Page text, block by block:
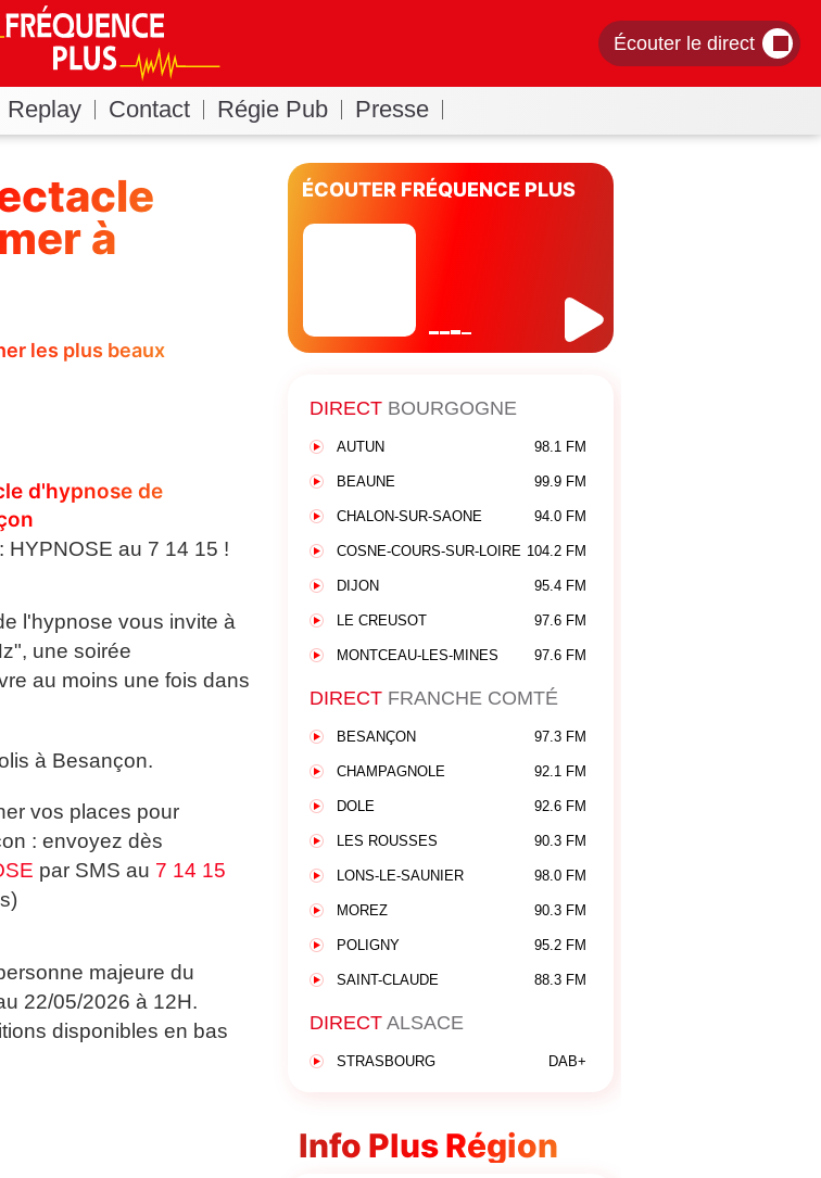
Écouter le direct
Replay Contact Régie Pub Presse
à
les plus beaux
d'hypnose de
HYPNOSE au 7 14 15 !
l'hypnose vous invite à
une soirée
au moins une fois dans
à Besançon.
vos places pour
: envoyez dès
par SMS au 7 14 15
majeure du
22/05/2026 à 12H.
disponibles en bas
ÉCOUTER FRÉQUENCE PLUS
DIRECTBOURGOGNE
AUTUN 98.1 FM
BEAUNE 99.9 FM
CHALON-SUR-SAONE 94.0 FM
COSNE-COURS-SUR-LOIRE 104.2 FM
DIJON 95.4 FM
LE CREUSOT 97.6 FM
MONTCEAU-LES-MINES 97.6 FM
DIRECTFRANCHE COMTÉ
BESANÇON 97.3 FM
CHAMPAGNOLE 92.1 FM
DOLE 92.6 FM
LES ROUSSES 90.3 FM
LONS-LE-SAUNIER 98.0 FM
MOREZ 90.3 FM
POLIGNY 95.2 FM
SAINT-CLAUDE 88.3 FM
DIRECTALSACE
STRASBOURG DAB+
Info Plus Région